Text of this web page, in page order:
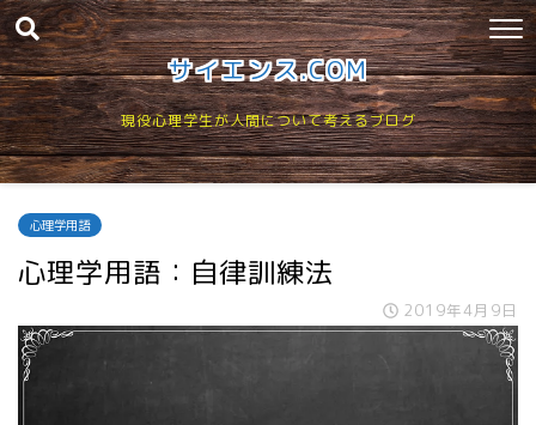
サイエンス.COM
現役心理学生が人間について考えるブログ
心理学用語
心理学用語：自律訓練法
2019年4月9日